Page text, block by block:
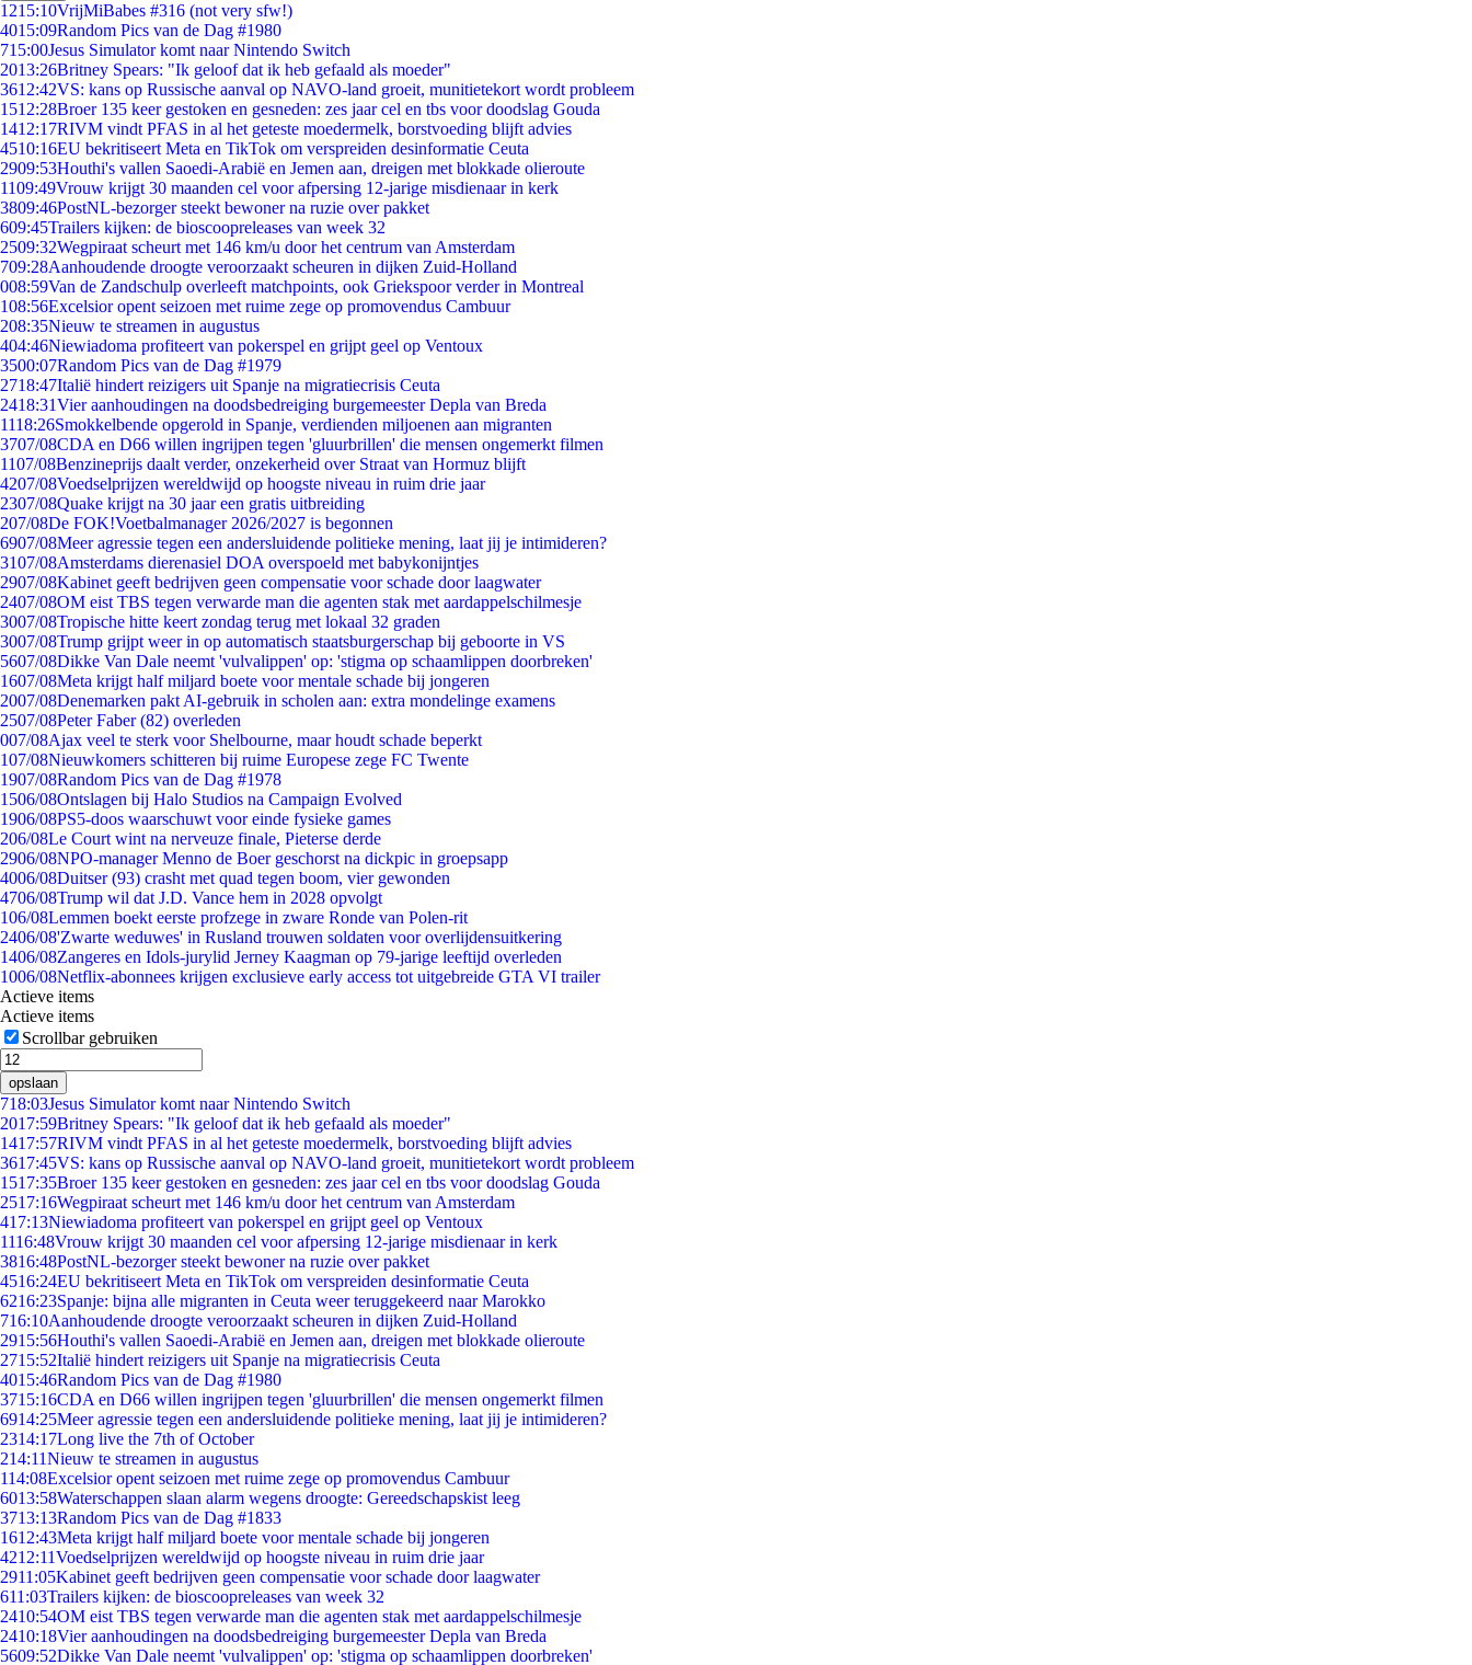
1215:10VrijMiBabes #316 (not very sfw!)
4015:09Random Pics van de Dag #1980
715:00Jesus Simulator komt naar Nintendo Switch
2013:26Britney Spears: "Ik geloof dat ik heb gefaald als moeder"
3612:42VS: kans op Russische aanval op NAVO-land groeit, munitietekort wordt probleem
1512:28Broer 135 keer gestoken en gesneden: zes jaar cel en tbs voor doodslag Gouda
1412:17RIVM vindt PFAS in al het geteste moedermelk, borstvoeding blijft advies
4510:16EU bekritiseert Meta en TikTok om verspreiden desinformatie Ceuta
2909:53Houthi's vallen Saoedi-Arabië en Jemen aan, dreigen met blokkade olieroute
1109:49Vrouw krijgt 30 maanden cel voor afpersing 12-jarige misdienaar in kerk
3809:46PostNL-bezorger steekt bewoner na ruzie over pakket
609:45Trailers kijken: de bioscoopreleases van week 32
2509:32Wegpiraat scheurt met 146 km/u door het centrum van Amsterdam
709:28Aanhoudende droogte veroorzaakt scheuren in dijken Zuid-Holland
008:59Van de Zandschulp overleeft matchpoints, ook Griekspoor verder in Montreal
108:56Excelsior opent seizoen met ruime zege op promovendus Cambuur
208:35Nieuw te streamen in augustus
404:46Niewiadoma profiteert van pokerspel en grijpt geel op Ventoux
3500:07Random Pics van de Dag #1979
2718:47Italië hindert reizigers uit Spanje na migratiecrisis Ceuta
2418:31Vier aanhoudingen na doodsbedreiging burgemeester Depla van Breda
1118:26Smokkelbende opgerold in Spanje, verdienden miljoenen aan migranten
3707/08CDA en D66 willen ingrijpen tegen 'gluurbrillen' die mensen ongemerkt filmen
1107/08Benzineprijs daalt verder, onzekerheid over Straat van Hormuz blijft
4207/08Voedselprijzen wereldwijd op hoogste niveau in ruim drie jaar
2307/08Quake krijgt na 30 jaar een gratis uitbreiding
207/08De FOK!Voetbalmanager 2026/2027 is begonnen
6907/08Meer agressie tegen een andersluidende politieke mening, laat jij je intimideren?
3107/08Amsterdams dierenasiel DOA overspoeld met babykonijntjes
2907/08Kabinet geeft bedrijven geen compensatie voor schade door laagwater
2407/08OM eist TBS tegen verwarde man die agenten stak met aardappelschilmesje
3007/08Tropische hitte keert zondag terug met lokaal 32 graden
3007/08Trump grijpt weer in op automatisch staatsburgerschap bij geboorte in VS
5607/08Dikke Van Dale neemt 'vulvalippen' op: 'stigma op schaamlippen doorbreken'
1607/08Meta krijgt half miljard boete voor mentale schade bij jongeren
2007/08Denemarken pakt AI-gebruik in scholen aan: extra mondelinge examens
2507/08Peter Faber (82) overleden
007/08Ajax veel te sterk voor Shelbourne, maar houdt schade beperkt
107/08Nieuwkomers schitteren bij ruime Europese zege FC Twente
1907/08Random Pics van de Dag #1978
1506/08Ontslagen bij Halo Studios na Campaign Evolved
1906/08PS5-doos waarschuwt voor einde fysieke games
206/08Le Court wint na nerveuze finale, Pieterse derde
2906/08NPO-manager Menno de Boer geschorst na dickpic in groepsapp
4006/08Duitser (93) crasht met quad tegen boom, vier gewonden
4706/08Trump wil dat J.D. Vance hem in 2028 opvolgt
106/08Lemmen boekt eerste profzege in zware Ronde van Polen-rit
2406/08'Zwarte weduwes' in Rusland trouwen soldaten voor overlijdensuitkering
1406/08Zangeres en Idols-jurylid Jerney Kaagman op 79-jarige leeftijd overleden
1006/08Netflix-abonnees krijgen exclusieve early access tot uitgebreide GTA VI trailer
Actieve items
Actieve items
Scrollbar gebruiken
opslaan
718:03Jesus Simulator komt naar Nintendo Switch
2017:59Britney Spears: "Ik geloof dat ik heb gefaald als moeder"
1417:57RIVM vindt PFAS in al het geteste moedermelk, borstvoeding blijft advies
3617:45VS: kans op Russische aanval op NAVO-land groeit, munitietekort wordt probleem
1517:35Broer 135 keer gestoken en gesneden: zes jaar cel en tbs voor doodslag Gouda
2517:16Wegpiraat scheurt met 146 km/u door het centrum van Amsterdam
417:13Niewiadoma profiteert van pokerspel en grijpt geel op Ventoux
1116:48Vrouw krijgt 30 maanden cel voor afpersing 12-jarige misdienaar in kerk
3816:48PostNL-bezorger steekt bewoner na ruzie over pakket
4516:24EU bekritiseert Meta en TikTok om verspreiden desinformatie Ceuta
6216:23Spanje: bijna alle migranten in Ceuta weer teruggekeerd naar Marokko
716:10Aanhoudende droogte veroorzaakt scheuren in dijken Zuid-Holland
2915:56Houthi's vallen Saoedi-Arabië en Jemen aan, dreigen met blokkade olieroute
2715:52Italië hindert reizigers uit Spanje na migratiecrisis Ceuta
4015:46Random Pics van de Dag #1980
3715:16CDA en D66 willen ingrijpen tegen 'gluurbrillen' die mensen ongemerkt filmen
6914:25Meer agressie tegen een andersluidende politieke mening, laat jij je intimideren?
2314:17Long live the 7th of October
214:11Nieuw te streamen in augustus
114:08Excelsior opent seizoen met ruime zege op promovendus Cambuur
6013:58Waterschappen slaan alarm wegens droogte: Gereedschapskist leeg
3713:13Random Pics van de Dag #1833
1612:43Meta krijgt half miljard boete voor mentale schade bij jongeren
4212:11Voedselprijzen wereldwijd op hoogste niveau in ruim drie jaar
2911:05Kabinet geeft bedrijven geen compensatie voor schade door laagwater
611:03Trailers kijken: de bioscoopreleases van week 32
2410:54OM eist TBS tegen verwarde man die agenten stak met aardappelschilmesje
2410:18Vier aanhoudingen na doodsbedreiging burgemeester Depla van Breda
5609:52Dikke Van Dale neemt 'vulvalippen' op: 'stigma op schaamlippen doorbreken'